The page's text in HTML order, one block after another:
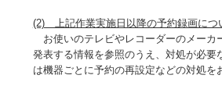
(2) 上記作業実施日以降の予約録画につ
お使いのテレビやレコーダーのメーカ
発表する情報を参照のうえ、対処が必要
は機器ごとに予約の再設定などの対処を